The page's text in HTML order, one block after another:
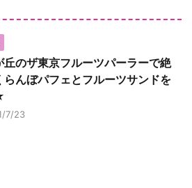
丘のザ東京フルーツパーラーで絶
らんぼパフェとフルーツサンドを
7/23